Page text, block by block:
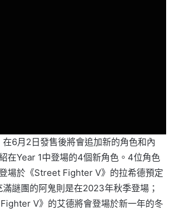
6月2日發售後將會追加新的角色和內
在Year 1中登場的4個新角色。4位角色
場於《Street Fighter V》的拉希德預定
謎團的阿鬼則是在2023年秋季登場；
V》的艾德將會登場於新一年的冬